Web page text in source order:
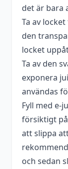
det är bara
Ta av
den
locket
Ta av den
exponera
användas
Fyll med e-
försiktigt
att slippa
och sedan